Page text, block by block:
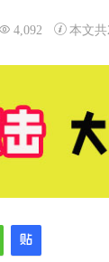
4,092 本文共